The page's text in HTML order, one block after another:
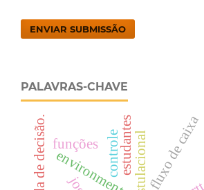
ENVIAR SUBMISSÃO
PALAVRAS-CHAVE
environmental fluxo de caixa
controle
funções estudantes